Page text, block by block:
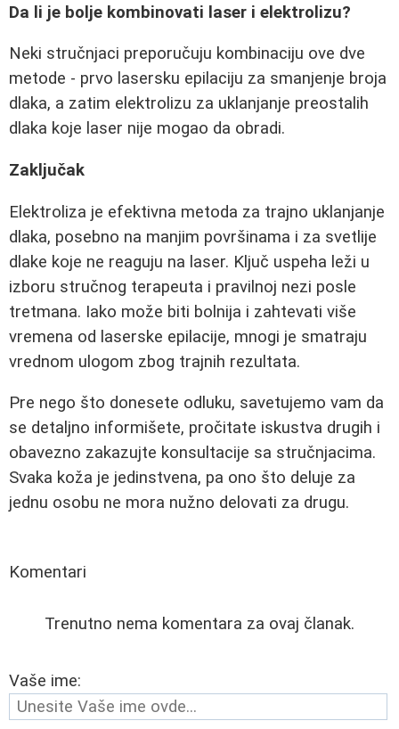
Da li je bolje kombinovati laser i elektrolizu?
Neki stručnjaci preporučuju kombinaciju ove dve
metode - prvo lasersku epilaciju za smanjenje broja
dlaka, a zatim elektrolizu za uklanjanje preostalih
dlaka koje laser nije mogao da obradi.
Zaključak
Elektroliza je efektivna metoda za trajno uklanjanje
dlaka, posebno na manjim površinama i za svetlije
dlake koje ne reaguju na laser. Ključ uspeha leži u
izboru stručnog terapeuta i pravilnoj nezi posle
tretmana. Iako može biti bolnija i zahtevati više
vremena od laserske epilacije, mnogi je smatraju
vrednom ulogom zbog trajnih rezultata.
Pre nego što donesete odluku, savetujemo vam da
se detaljno informišete, pročitate iskustva drugih i
obavezno zakazujte konsultacije sa stručnjacima.
Svaka koža je jedinstvena, pa ono što deluje za
jednu osobu ne mora nužno delovati za drugu.
Komentari
Trenutno nema komentara za ovaj članak.
Vaše ime: